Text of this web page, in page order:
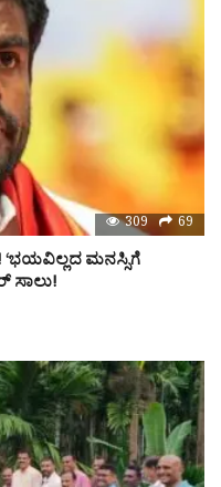
309 69
‘ಭಯವಿಲ್ಲದ ಮನಸ್ಸಿಗೆ
ಸಾಲು!